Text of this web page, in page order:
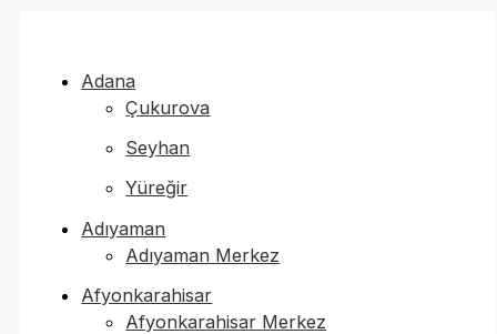
Adana
Çukurova
Seyhan
Yüreğir
Adıyaman
Adıyaman Merkez
Afyonkarahisar
Afyonkarahisar Merkez